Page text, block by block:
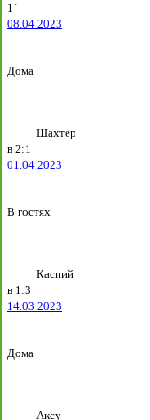
1`
08.04.2023
Дома
Шахтер
в 2:1
01.04.2023
В гостях
Каспий
в 1:3
14.03.2023
Дома
Аксу